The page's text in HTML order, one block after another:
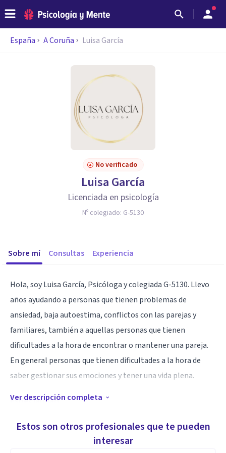
España A Coruña Luisa García
No verificado
Luisa García
Licenciada en psicología
Nº colegiado: G-5130
Sobre mí Consultas Experiencia
Hola, soy Luisa García, Psicóloga y colegiada G-5130. Llevo
años ayudando a personas que tienen problemas de
ansiedad, baja autoestima, conflictos con las parejas y
familiares, también a aquellas personas que tienen
dificultades a la hora de encontrar o mantener una pareja.
En general personas que tienen dificultades a la hora de
saber gestionar sus emociones y tener una vida plena.
Especialidad
de ámbito personal, profesional o familiar.
Ver descripción completa
Estos son otros profesionales que te pueden
interesar